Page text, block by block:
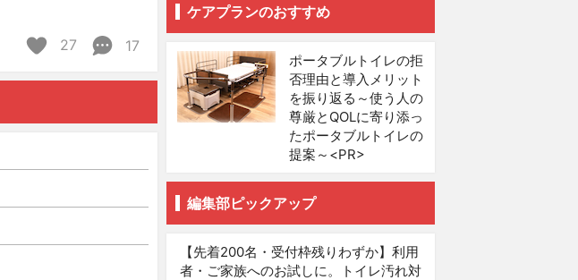
27 17
ケアプランのおすすめ
ポータブルトイレの拒
否理由と導入メリット
を振り返る～使う人の
尊厳とQOLに寄り添っ
たポータブルトイレの
提案～<PR>
編集部ピックアップ
【先着200名・受付枠残りわずか】利用
者・ご家族へのお試しに。トイレ汚れ対